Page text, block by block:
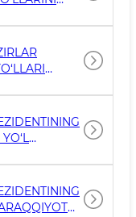
901-
BO‘YICHA